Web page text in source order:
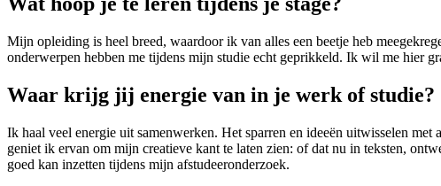
Mijn opleiding is heel breed, waardoor ik van alles een beetje heb
onderwerpen hebben me tijdens mijn studie echt geprikkeld. Ik wil me hier
Waar krijg jij energie van in je werk of studie?
Ik haal veel energie uit samenwerken. Het sparren en ideeën uitwisselen
geniet ik ervan om mijn creatieve kant te laten zien: of dat nu in teksten,
goed kan inzetten tijdens mijn afstudeeronderzoek.